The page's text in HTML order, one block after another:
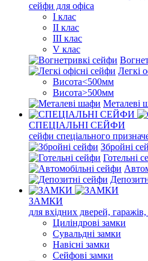
сейфи для офіса
I клас
II клас
III клас
V клас
Легкі
Висота<500мм
Висота>500мм
Металеві
СПЕЦІАЛЬНІ СЕЙФИ
сейфи спеціального
Збройні
Готельні
ЗАМКИ
для вхідних дверей, гаражів,
Циліндрові замки
Сувальдні замки
Навісні замки
Сейфові замки